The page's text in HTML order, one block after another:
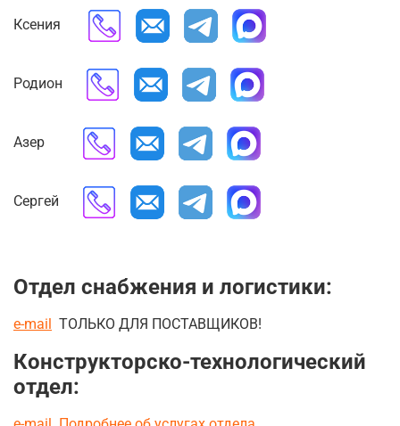
Ксения
Родион
Азер
Сергей
Отдел снабжения и логистики:
e-mail ТОЛЬКО ДЛЯ ПОСТАВЩИКОВ!
Конструкторско-технологический
отдел: